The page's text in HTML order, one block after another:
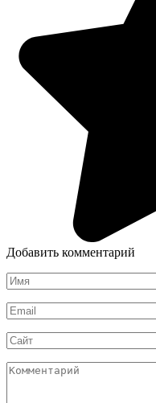
Добавить комментарий
Имя
*
Email
*
Сайт
Комментарий